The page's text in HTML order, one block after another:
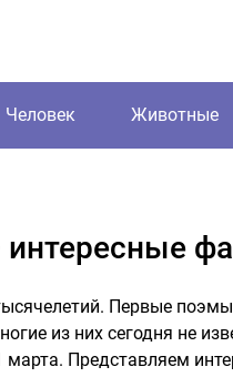
Человек Животные
Первые
из них сегодня не
марта. Представляем